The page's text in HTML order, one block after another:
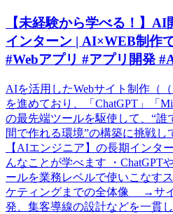
【未経験から学べる！】
インターン | AI×WEB制作
#Webアプリ #アプリ開発
AIを活用したWebサイト制作（
を進めており、「ChatGPT」「
の最先端ツールを駆使して、“誰
間で作れる環境”の構築に挑戦し
【AIエンジニア】の長期インタ
んなことが学べます ・ChatGPT
ールを業務レベルで使いこなす
ケティングまでの全体像 →サ
発、集客導線の設計などを一貫